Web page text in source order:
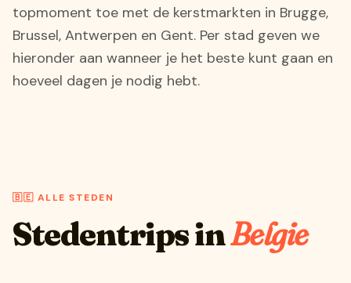
topmoment toe met de kerstmarkten in Brugge,
Brussel, Antwerpen en Gent. Per stad geven we
hieronder aan wanneer je het beste kunt gaan en
hoeveel dagen je nodig hebt.
🇧🇪 ALLE STEDEN
Stedentrips inBelgie